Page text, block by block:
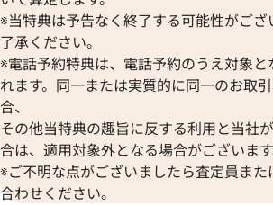
※当特典は予告なく終了する可能性がご
了承ください。
※電話予約特典は、電話予約のうえ対象
れます。同一または実質的に同一のお取
合、
その他当特典の趣旨に反する利用と当社
合は、適用対象外となる場合がございます
※ご不明な点がございましたら査定員ま
合わせください。